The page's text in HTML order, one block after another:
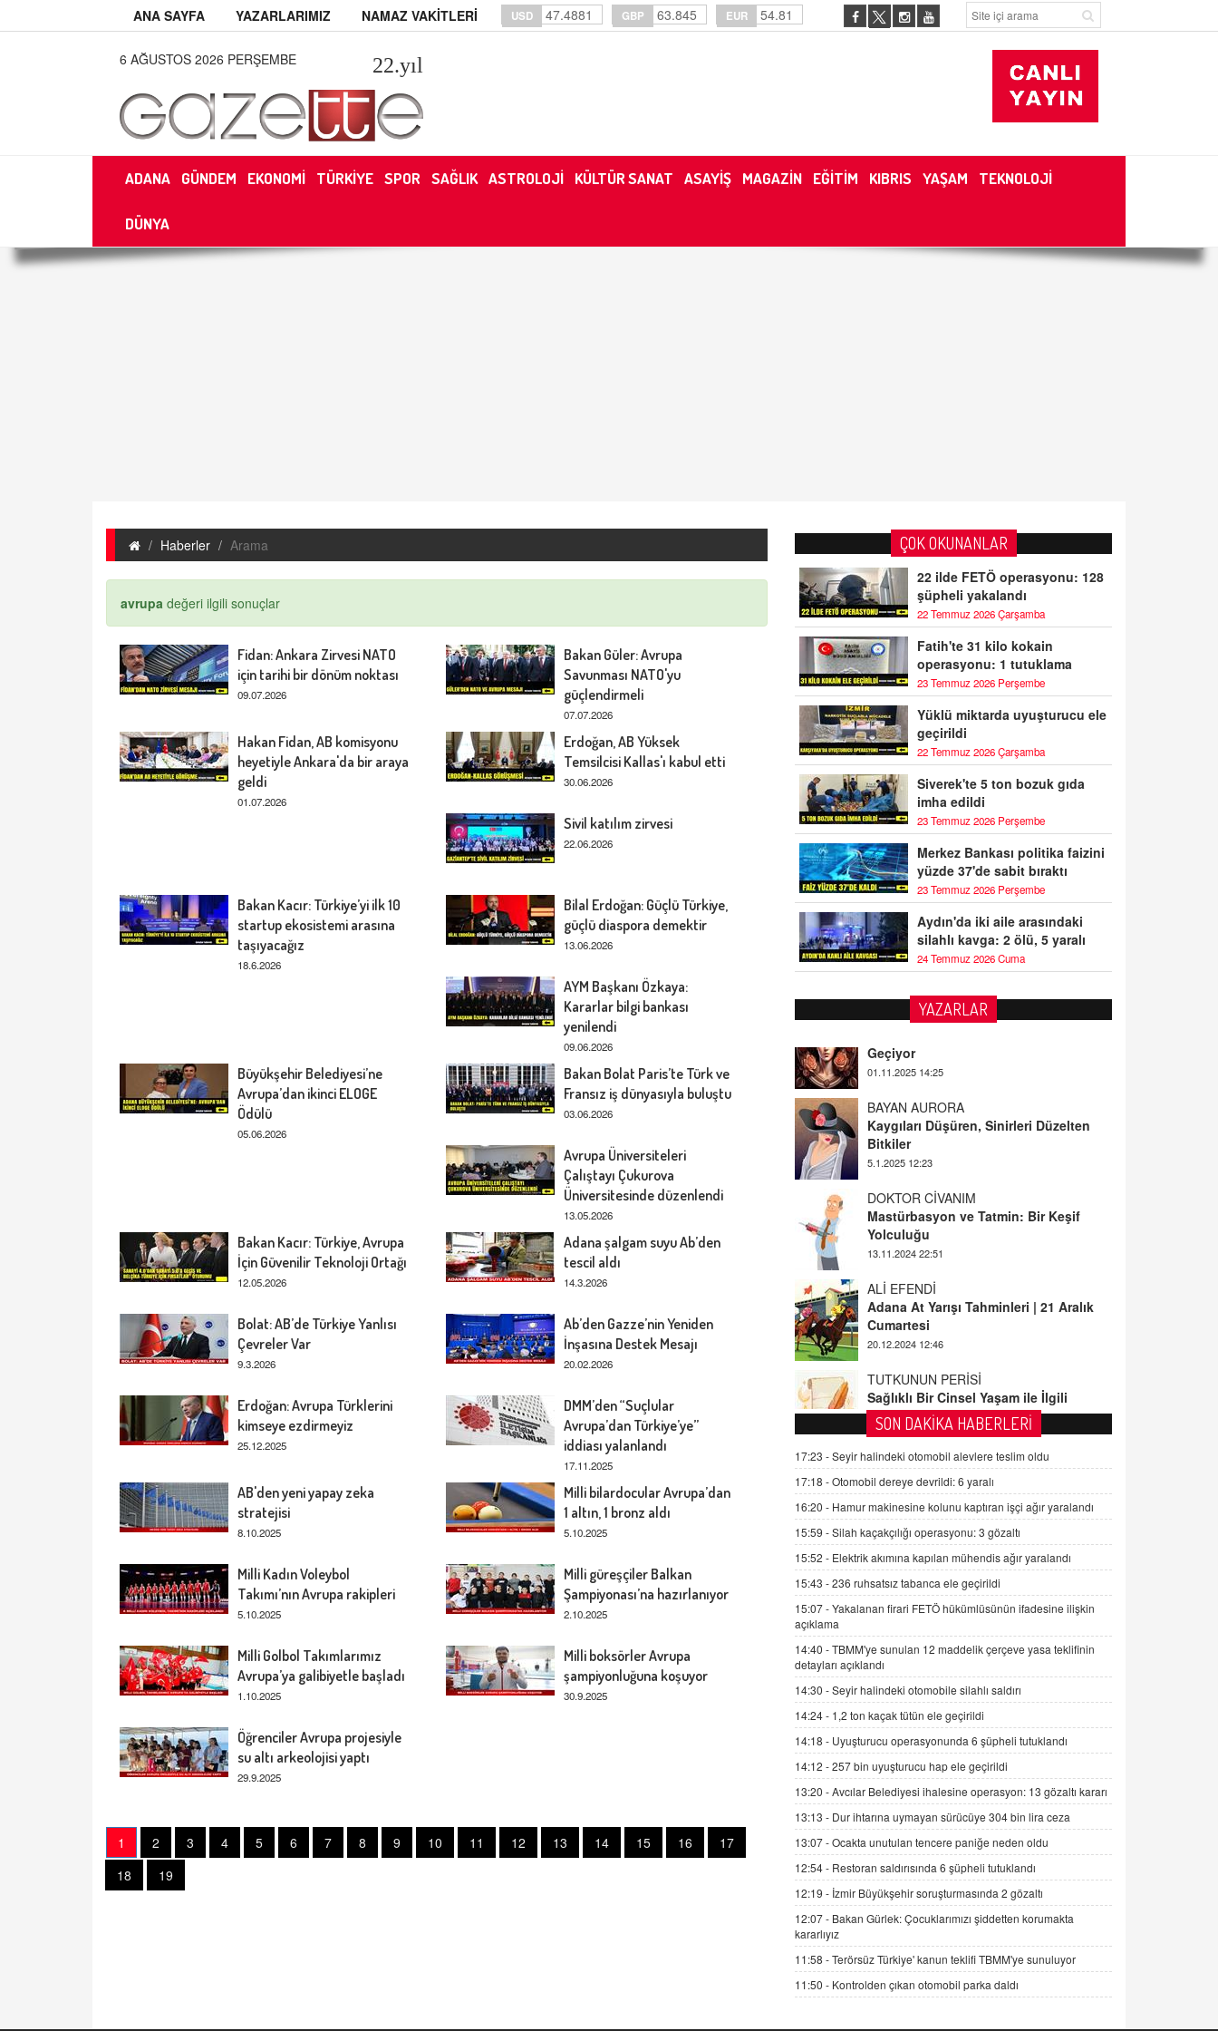
ANA SAYFA YAZARLARIMIZ NAMAZ VAKİTLERİ USD 47.4881 GBP 63.845 EUR 54.81
6 AĞUSTOS 2026 PERŞEMBE 22.yıl
ADANA GÜNDEM EKONOMİ TÜRKİYE SPOR SAĞLIK ASTROLOJİ KÜLTÜR SANAT ASAYİŞ MAGAZİN EĞİTİM KIBRIS YAŞAM TEKNOLOJİ
DÜNYA
Haberler Arama
avrupa değeri ilgili sonuçlar
Fidan: Ankara Zirvesi NATO
için tarihi bir dönüm noktası
09.07.2026
Bakan Güler: Avrupa
Savunması NATO'yu
güçlendirmeli
07.07.2026
Hakan Fidan, AB komisyonu
heyetiyle Ankara'da bir araya
geldi
01.07.2026
Erdoğan, AB Yüksek
Temsilcisi Kallas'ı kabul etti
30.06.2026
Sivil katılım zirvesi
22.06.2026
Bakan Kacır: Türkiye’yi ilk 10
startup ekosistemi arasına
taşıyacağız
18.6.2026
Bilal Erdoğan: Güçlü Türkiye,
güçlü diaspora demektir
13.06.2026
AYM Başkanı Özkaya:
Kararlar bilgi bankası
yenilendi
09.06.2026
Büyükşehir Belediyesi’ne
Avrupa’dan ikinci ELOGE
Ödülü
05.06.2026
Bakan Bolat Paris’te Türk ve
Fransız iş dünyasıyla buluştu
03.06.2026
Avrupa Üniversiteleri
Çalıştayı Çukurova
Üniversitesinde düzenlendi
13.05.2026
Bakan Kacır: Türkiye, Avrupa
İçin Güvenilir Teknoloji Ortağı
12.05.2026
Adana şalgam suyu Ab’den
tescil aldı
14.3.2026
Bolat: AB’de Türkiye Yanlısı
Çevreler Var
9.3.2026
Ab’den Gazze’nin Yeniden
İnşasına Destek Mesajı
20.02.2026
Erdoğan: Avrupa Türklerini
kimseye ezdirmeyiz
25.12.2025
DMM’den “Suçlular
Avrupa’dan Türkiye’ye”
iddiası yalanlandı
17.11.2025
AB'den yeni yapay zeka
stratejisi
8.10.2025
Milli bilardocular Avrupa’dan
1 altın, 1 bronz aldı
5.10.2025
Milli Kadın Voleybol
Takımı’nın Avrupa rakipleri
5.10.2025
Milli güreşçiler Balkan
Şampiyonası’na hazırlanıyor
2.10.2025
Milli Golbol Takımlarımız
Avrupa’ya galibiyetle başladı
1.10.2025
Milli boksörler Avrupa
şampiyonluğuna koşuyor
30.9.2025
Öğrenciler Avrupa projesiyle
su altı arkeolojisi yaptı
29.9.2025
1 2 3 4 5 6 7 8 9 10 11 12 13 14 15 16
17
18
19
ÇOK OKUNANLAR
22 ilde FETÖ operasyonu: 128
şüpheli yakalandı
22 Temmuz 2026 Çarşamba
Fatih'te 31 kilo kokain
operasyonu: 1 tutuklama
23 Temmuz 2026 Perşembe
Yüklü miktarda uyuşturucu ele
geçirildi
22 Temmuz 2026 Çarşamba
Siverek'te 5 ton bozuk gıda
imha edildi
23 Temmuz 2026 Perşembe
Merkez Bankası politika faizini
yüzde 37'de sabit bıraktı
23 Temmuz 2026 Perşembe
Aydın'da iki aile arasındaki
silahlı kavga: 2 ölü, 5 yaralı
24 Temmuz 2026 Cuma
YAZARLAR
BAYAN AURORA
Kaygıları Düşüren, Sinirleri Düzelten
5.1.2025 12:23
DOKTOR CİVANIM
Mastürbasyon ve Tatmin: Bir Keşif
13.11.2024 22:51
ALİ EFENDİ
Adana At Yarışı Tahminleri | 21 Aralık
20.12.2024 12:46
TUTKUNUN PERİSİ
Sağlıklı Bir Cinsel Yaşam ile İlgili
08.11.2024 13:16
FARUK ÖNALAN
Tezkere Onaylanmasaydı…
2 Kasım 2021 Salı 00:11
AV. DOĞAN CAN DOĞAN
Kişisel verilerin korunması ve dijital
hukukun gelişimi
15.09.2025 16:17
SEHER EREK
Kış Ayları Geldi, Hangi Önlemler
Alınmalı?
9.12.2025 10:11
İNCİ GÜL AKÖL
Trump Keşke Adana'yı da Ziyaret Etse...
06.07.2026 13:00
ADEM AKÖL
Esed Destekçilerinin Yüzüne Vurulan
Şamar: Sednaya
11.12.2024 12:30
DR. EKREM ASLAN
Gerçek Ne, Algı Ne? "Beraber
Yürüyoruz" Cümlesinin Peşinden
19.07.2025 12:45
GÖNÜL MENEKŞE
Şifacının Yolu
04.11.2025 12:56
SON DAKİKA HABERLERİ
17:23 -Seyir halindeki otomobil alevlere teslim oldu
17:18 -Otomobil dereye devrildi: 6 yaralı
16:20 - Hamur makinesine kolunu kaptıran işçi ağır yaralandı
15:59 -Silah kaçakçılığı operasyonu: 3 gözaltı
15:52 - Elektrik akımına kapılan mühendis ağır yaralandı
15:43 -236 ruhsatsız tabanca ele geçirildi
15:07 -Yakalanan firari FETÖ hükümlüsünün ifadesine ilişkin
açıklama
14:40 -TBMM'ye sunulan 12 maddelik çerçeve yasa teklifinin
detayları açıklandı
14:30 -Seyir halindeki otomobile silahlı saldırı
14:24 - 1,2 ton kaçak tütün ele geçirildi
14:18 - Uyuşturucu operasyonunda 6 şüpheli tutuklandı
14:12 -257 bin uyuşturucu hap ele geçirildi
13:20 -Avcılar Belediyesi ihalesine operasyon: 13 gözaltı kararı
13:13 - Dur ihtarına uymayan sürücüye 304 bin lira ceza
13:07 -Ocakta unutulan tencere paniğe neden oldu
12:54 - Restoran saldırısında 6 şüpheli tutuklandı
12:19 - İzmir Büyükşehir soruşturmasında 2 gözaltı
12:07 - Bakan Gürlek: Çocuklarımızı şiddetten korumakta
kararlıyız
11:58 -Terörsüz Türkiye' kanun teklifi TBMM'ye sunuluyor
11:50 - Kontrolden çıkan otomobil parka daldı